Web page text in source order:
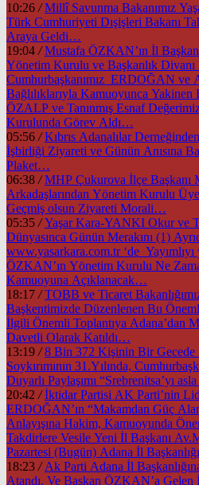
10:26 / Millî Savunma Bakanımız
Türk Cumhuriyeti Dışişleri Bakanı
Araya Geldi…
19:04 / Mustafa ÖZKAN’ın İl
Yönetim Kurulu ve Başkanlık
Cumhurbaşkanımız ERDOĞAN ve
Bağlılıklarıyla Kamuoyunca
ÖZALP ve Tanınmış Esnaf
Kurulunda Görev Aldı…
05:56 / Kıbrıs Adanalılar
İşbirliği Ziyareti ve Günün Anısına
Plaket…
06:38 / MHP Çukurova İlçe Başkanı
Arkadaşlarından Yönetim Kurulu
Geçmiş olsun Ziyareti Morali…
05:35 / Yaşar Kara-YANKI Okur ve
Dünyasınca Günün Merakını (1)
www.yasarkara.com.tr ‘de
ÖZKAN’ın Yönetim Kurulu Ne
Kamuoyuna Açıklanacak…
18:17 / TOBB ve Ticaret
Başkentimizde Düzenlenen Bu
İlgili Önemli Toplantıya Adana’dan Mustafa KANDEMİR’de
Davetli Olarak Katıldı…
13:19 / 8 Bin 372 Kişinin Bir Gecede
Soykırımının 31.Yılında,
Duyarlı Paylaşımı “Srebrenitsa’yı
20:42 / İktidar Partisi AK Parti’nin
ERDOĞAN’ın “Makamdan Güç
Anlayışına Hakim, Kamuoyunda
Takdirlere Vesile Yeni İl Başkanı
Pazartesi (Bugün) Adana İl
18:23 / Ak Parti Adana İl
Atandı. Ve Başkan ÖZKAN’a